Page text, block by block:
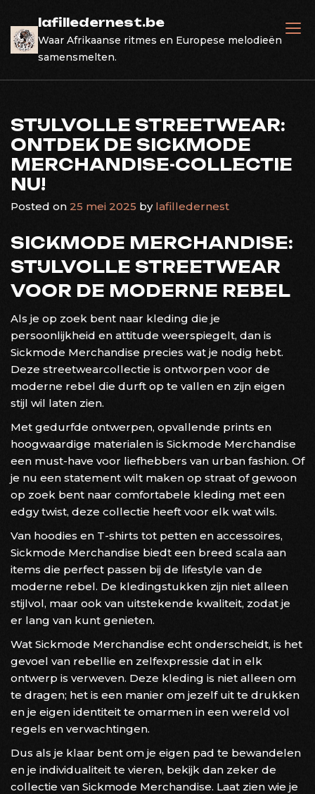
content
lafilledernest.be
Waar Afrikaanse ritmes en Europese melodieën
samensmelten.
STIJLVOLLE STREETWEAR:
ONTDEK DE SICKMODE
MERCHANDISE-COLLECTIE
NU!
Posted on 25 mei 2025 by lafilledernest
SICKMODE MERCHANDISE:
STIJLVOLLE STREETWEAR
VOOR DE MODERNE REBEL
Als je op zoek bent naar kleding die je
persoonlijkheid en attitude weerspiegelt, dan is
Sickmode Merchandise precies wat je nodig hebt.
Deze streetwearcollectie is ontworpen voor de
moderne rebel die durft op te vallen en zijn eigen
stijl wil laten zien.
Met gedurfde ontwerpen, opvallende prints en
hoogwaardige materialen is Sickmode Merchandise
een must-have voor liefhebbers van urban fashion. Of
je nu een statement wilt maken op straat of gewoon
op zoek bent naar comfortabele kleding met een
edgy twist, deze collectie heeft voor elk wat wils.
Van hoodies en T-shirts tot petten en accessoires,
Sickmode Merchandise biedt een breed scala aan
items die perfect passen bij de lifestyle van de
moderne rebel. De kledingstukken zijn niet alleen
stijlvol, maar ook van uitstekende kwaliteit, zodat je
er lang van kunt genieten.
Wat Sickmode Merchandise echt onderscheidt, is het
gevoel van rebellie en zelfexpressie dat in elk
ontwerp is verweven. Deze kleding is niet alleen om
te dragen; het is een manier om jezelf uit te drukken
en je eigen identiteit te omarmen in een wereld vol
regels en verwachtingen.
Dus als je klaar bent om je eigen pad te bewandelen
en je individualiteit te vieren, bekijk dan zeker de
collectie van Sickmode Merchandise. Laat zien wie je